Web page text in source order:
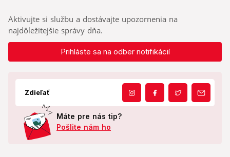
Aktivujte si službu a dostávajte upozornenia na
najdôležitejšie správy dňa.
Prihláste sa na odber notifikácií
Zdieľať
Máte pre nás tip?
Pošlite nám ho